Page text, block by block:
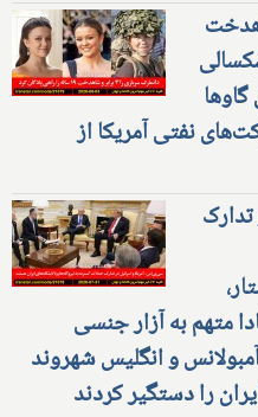
و شاهدخت
نفتی آمریکا از
متهم به آزار جنسی
و انگلیس شهروند
را دستگیر کردند